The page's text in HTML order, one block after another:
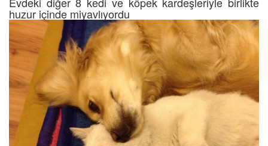
huzur içinde miyavlıyordu